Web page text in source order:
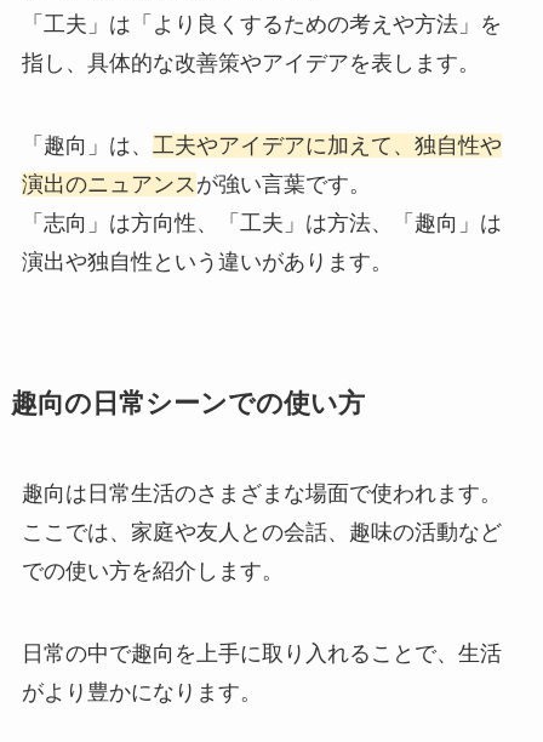
「工夫」は「より良くするための考えや方法」を
指し、具体的な改善策やアイデアを表します。
「趣向」は、 工夫やアイデアに加えて、独自性や
演出のニュアンス が強い言葉です。
「志向」は方向性、「工夫」は方法、「趣向」は
演出や独自性という違いがあります。
趣向の日常シーンでの使い方
趣向は日常生活のさまざまな場面で使われます。
ここでは、家庭や友人との会話、趣味の活動など
での使い方を紹介します。
日常の中で趣向を上手に取り入れることで、生活
がより豊かになります。